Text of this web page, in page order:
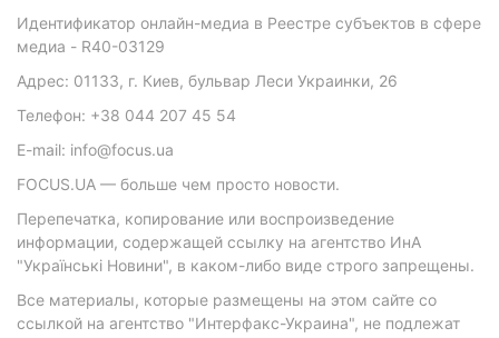
Идентификатор онлайн-медиа в Реестре субъектов в сфере
медиа - R40-03129
Адрес: 01133, г. Киев, бульвар Леси Украинки, 26
Телефон: +38 044 207 45 54
E-mail: info@focus.ua
FOCUS.UA — больше чем просто новости.
Перепечатка, копирование или воспроизведение
информации, содержащей ссылку на агентство ИнА
"Українські Новини", в каком-либо виде строго запрещены.
Все материалы, которые размещены на этом сайте со
ссылкой на агентство "Интерфакс-Украина", не подлежат